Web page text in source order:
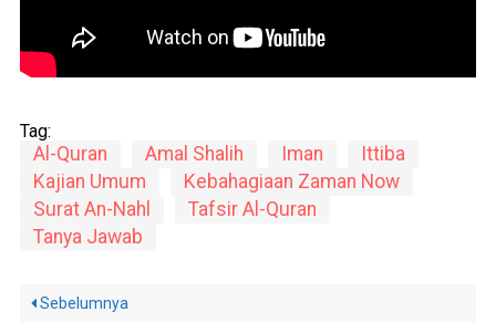
Tag:
Al-Quran Amal Shalih Iman
Ittiba
Kajian Umum
Kebahagiaan Zaman Now
Surat An-Nahl
Tafsir Al-Quran
Tanya Jawab
Sebelumnya